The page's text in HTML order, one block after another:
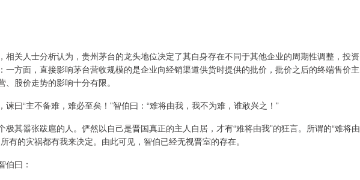
相关人士分析认为，贵州茅台的龙头地位决定了其自身存在不同于其他企业的周期性调整，投资
一方面，直接影响茅台营收规模的是企业向经销渠道供货时提供的批价，批价之后的终端售价主
股价走势的影响十分有限。
曰“主不备难，难必至矣！”智伯曰：“难将由我，我不为难，谁敢兴之！”
极其嚣张跋扈的人。俨然以自己是晋国真正的主人自居，才有“难将由我”的狂言。所谓的“难将由
有的灾祸都有我来决定。由此可见，智伯已经无视晋室的存在。
伯曰：